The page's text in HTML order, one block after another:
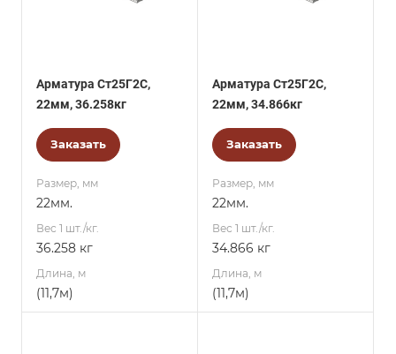
Арматура Ст25Г2С,
22мм, 36.258кг
Заказать
Размер, мм
22мм.
Вес 1 шт./кг.
36.258 кг
Длина, м
(11,7м)
Арматура Ст25Г2С,
22мм, 34.866кг
Заказать
Размер, мм
22мм.
Вес 1 шт./кг.
34.866 кг
Длина, м
(11,7м)